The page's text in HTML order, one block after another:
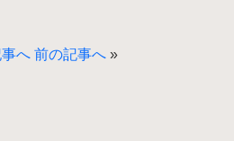
へ 前の記事へ »